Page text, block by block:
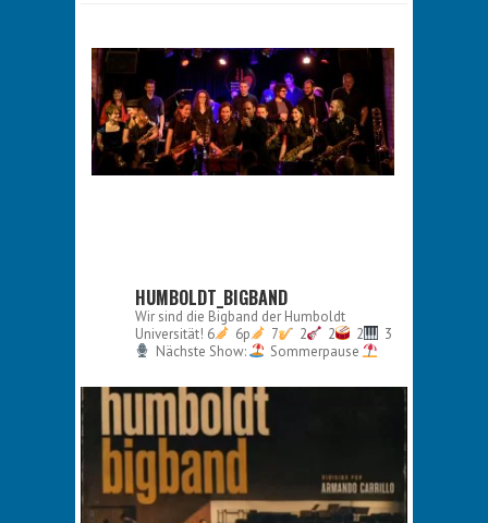
HUMBOLDT_BIGBAND
Wir sind die Bigband der Humboldt
Universität! 6 6p 7 2 2 2
3
Nächste Show:
Sommerpause